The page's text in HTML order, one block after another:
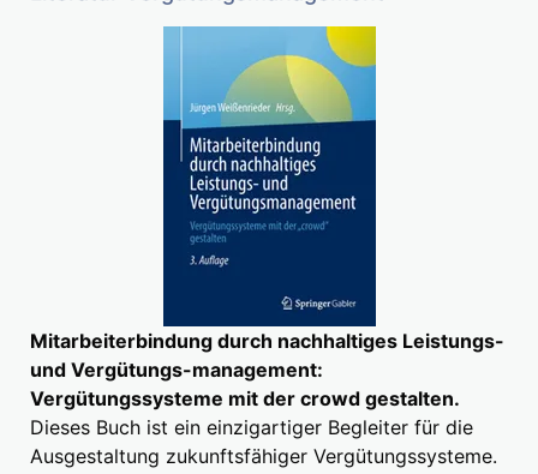
Mitarbeiterbindung durch nachhaltiges Leistungs-
und Vergütungs-management:
Vergütungssysteme mit der crowd gestalten.
Dieses Buch ist ein einzigartiger Begleiter für die
Ausgestaltung zukunftsfähiger Vergütungssysteme.